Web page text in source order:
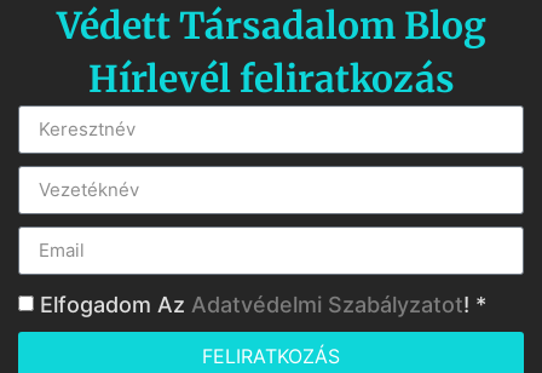
Védett Társadalom Blog
Hírlevél feliratkozás
Elfogadom Az Adatvédelmi Szabályzatot! *
FELIRATKOZÁS